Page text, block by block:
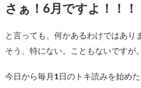
さぁ！6月ですよ！！！
と言っても、何かあるわけではあり
そう、特にない。こともないですが。
今日から毎月1日のトキ読みを始めた